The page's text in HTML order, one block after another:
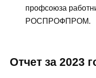
профсоюза
РОСПРОФПРОМ.
Отчет за 2023